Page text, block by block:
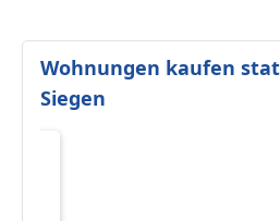
Wohnungen kaufen
Siegen